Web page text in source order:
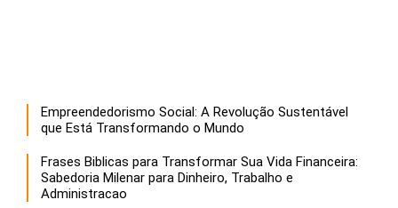
Empreendedorismo Social: A Revolução Sustentável
que Está Transformando o Mundo
Frases Biblicas para Transformar Sua Vida Financeira:
Sabedoria Milenar para Dinheiro, Trabalho e
Administracao